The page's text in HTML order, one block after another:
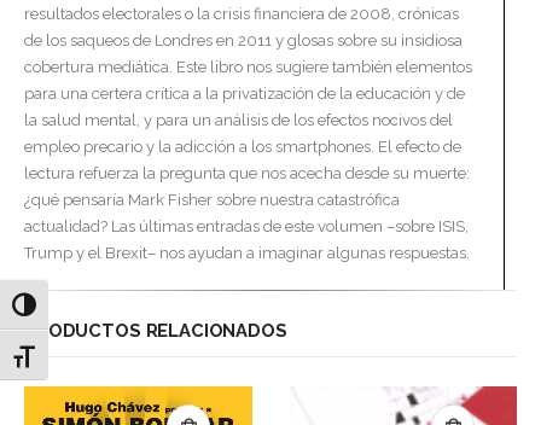
Alternar alto contraste
Alternar tamaño de letra
resultados electorales o la crisis financiera de 2008, crónicas
de los saqueos de Londres en 2011 y glosas sobre su insidiosa
cobertura mediática. Este libro nos sugiere también elementos
para una certera crítica a la privatización de la educación y de
la salud mental, y para un análisis de los efectos nocivos del
empleo precario y la adicción a los smartphones. El efecto de
lectura refuerza la pregunta que nos acecha desde su muerte:
¿qué pensaría Mark Fisher sobre nuestra catastrófica
actualidad? Las últimas entradas de este volumen –sobre ISIS,
Trump y el Brexit– nos ayudan a imaginar algunas respuestas.
PRODUCTOS RELACIONADOS